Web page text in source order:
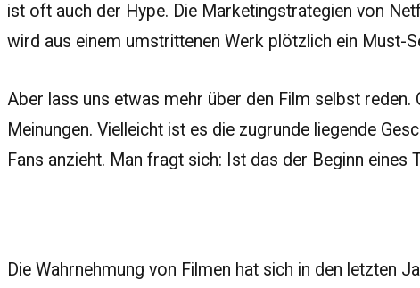
ist oft auch der Hype. Die Marketingstrategien von
wird aus einem umstrittenen Werk plötzlich ein Must-
Aber lass uns etwas mehr über den Film selbst
Meinungen. Vielleicht ist es die zugrunde liegende
Fans anzieht. Man fragt sich: Ist das der Beginn
Die Wahrnehmung von Filmen hat sich in den letzten